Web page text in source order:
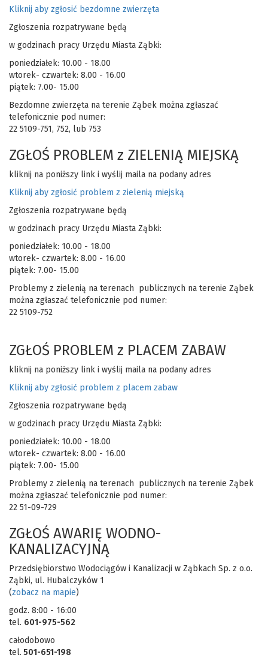
Kliknij aby zgłosić bezdomne zwierzęta
Zgłoszenia rozpatrywane będą
w godzinach pracy Urzędu Miasta Ząbki:
poniedziałek: 10.00 - 18.00
wtorek- czwartek: 8.00 - 16.00
piątek: 7.00- 15.00
Bezdomne zwierzęta na terenie Ząbek można zgłaszać
telefonicznie pod numer:
22 5109-751, 752, lub 753
ZGŁOŚ PROBLEM z ZIELENIĄ MIEJSKĄ
kliknij na poniższy link i wyślij maila na podany adres
Kliknij aby zgłosić problem z zielenią miejską
Zgłoszenia rozpatrywane będą
w godzinach pracy Urzędu Miasta Ząbki:
poniedziałek: 10.00 - 18.00
wtorek- czwartek: 8.00 - 16.00
piątek: 7.00- 15.00
Problemy z zielenią na terenach publicznych na terenie Ząbek
można zgłaszać telefonicznie pod numer:
22 5109-752
ZGŁOŚ PROBLEM z PLACEM ZABAW
kliknij na poniższy link i wyślij maila na podany adres
Kliknij aby zgłosić problem z placem zabaw
Zgłoszenia rozpatrywane będą
w godzinach pracy Urzędu Miasta Ząbki:
poniedziałek: 10.00 - 18.00
wtorek- czwartek: 8.00 - 16.00
piątek: 7.00- 15.00
Problemy z zielenią na terenach publicznych na terenie Ząbek
można zgłaszać telefonicznie pod numer:
22 51-09-729
ZGŁOŚ AWARIĘ WODNO-
KANALIZACYJNĄ
Przedsiębiorstwo Wodociągów i Kanalizacji w Ząbkach Sp. z o.o.
Ząbki, ul. Hubalczyków 1
(zobacz na mapie)
godz. 8:00 - 16:00
tel. 601-975-562
całodobowo
tel. 501-651-198